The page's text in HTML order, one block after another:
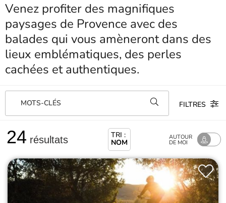
Venez profiter des magnifiques
paysages de Provence avec des
balades qui vous amèneront dans des
lieux emblématiques, des perles
cachées et authentiques.
MOTS-CLÉS FILTRES
24 résultats TRI :
NOM
AUTOUR
DE MOI